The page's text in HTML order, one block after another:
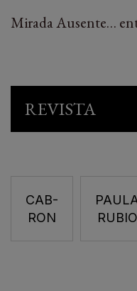
Mirada Ausente…
REVISTA
CAB-
RON
RUBIO